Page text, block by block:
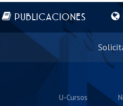
PUBLICACIONES
U-Cursos